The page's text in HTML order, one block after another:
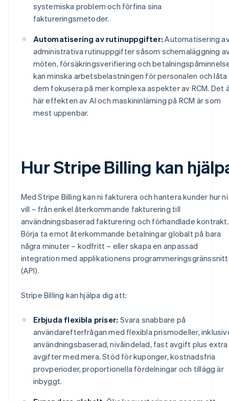
systemiska problem och förfina sina
faktureringsmetoder.
Automatisering av rutinuppgifter: Automatisering
administrativa rutinuppgifter såsom schemaläggning
möten, försäkringsverifiering och
kan minska arbetsbelastningen för personalen och låta
dem fokusera på mer komplexa aspekter av RCM. Det
här effekten av AI och maskininlärning på RCM är som
mest uppenbar.
Hur Stripe Billing kan
Med Stripe Billing kan ni fakturera och hantera kunder hur ni
vill – från enkel återkommande fakturering till
användningsbaserad fakturering och förhandlade kontrakt.
Börja ta emot återkommande betalningar globalt på bara
några minuter – kodfritt – eller skapa en anpassad
integration med applikationens programmeringsgränssnitt
(API).
Stripe Billing kan hjälpa dig att:
Erbjuda flexibla priser: Svara snabbare på
användarefterfrågan med flexibla prismodeller,
användningsbaserad, nivåindelad, fast avgift plus extra
avgifter med mera. Stöd för kuponger, kostnadsfria
provperioder, proportionella fördelningar och tillägg är
inbyggt.